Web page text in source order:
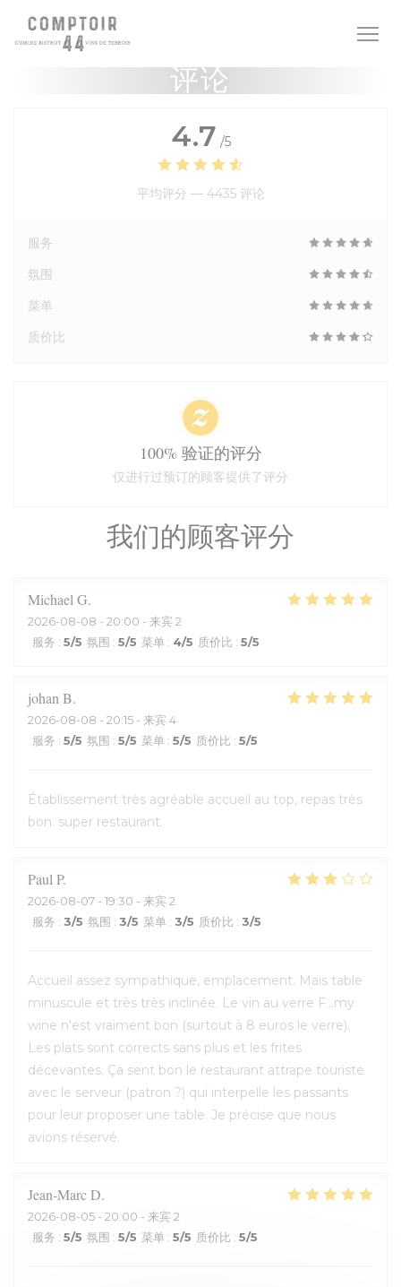
Cookie管理面板
评论
我们的顾客评分
Michael G
2026-08-08 - 20:00 - 来宾 2
服务 : 5/5 氛围 : 5/5 菜单 : 4/5 质价比 : 5/5
johan B
2026-08-08 - 20:15 - 来宾 4
服务 : 5/5 氛围 : 5/5 菜单 : 5/5 质价比 : 5/5
Établissement très agréable accueil au top, repas très
bon. super restaurant.
Paul P
2026-08-07 - 19:30 - 来宾 2
服务 : 3/5 氛围 : 3/5 菜单 : 3/5 质价比 : 3/5
Accueil assez sympathique, emplacement. Mais table
minuscule et très très inclinée. Le vin au verre F...my
wine n'est vraiment bon (surtout à 8 euros le verre).
Les plats sont corrects sans plus et les frites
décevantes. Ça sent bon le restaurant attrape touriste
avec le serveur (patron ?) qui interpelle les passants
pour leur proposer une table. Je précise que nous
avions réservé.
Jean-MarcD
2026-08-05 - 20:00 - 来宾 2
服务 : 5/5 氛围 : 5/5 菜单 : 5/5 质价比 : 5/5
4.7 /5
平均评分 — 4435 评论
服务
氛围
菜单
质价比
100% 验证的评分
仅进行过预订的顾客提供了评分